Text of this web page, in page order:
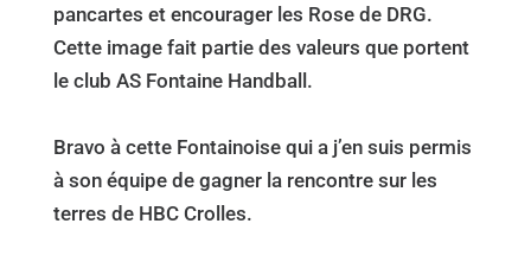
pancartes et encourager les Rose de DRG.
Cette image fait partie des valeurs que portent
le club AS Fontaine Handball.
Bravo à cette Fontainoise qui a j’en suis permis
à son équipe de gagner la rencontre sur les
terres de HBC Crolles.